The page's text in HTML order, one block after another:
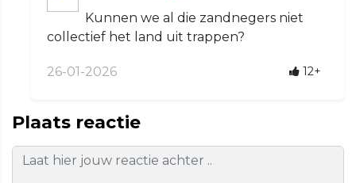
Kunnen we al die zandnegers niet
collectief het land uit trappen?
26-01-2026 12+
Plaats reactie